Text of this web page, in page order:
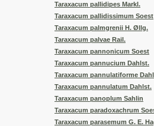
Taraxacum pallidipes Markl.
Taraxacum pallidissimum Soest
Taraxacum palmgrenii H. Øllg.
Taraxacum palvae Rail.
Taraxacum pannonicum Soest
Taraxacum pannucium Dahlst.
Taraxacum pannulatiforme
Taraxacum pannulatum Dahlst.
Taraxacum panoplum Sahlin
Taraxacum paradoxachrum
Taraxacum parasemum G. E.